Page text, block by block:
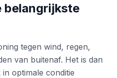
belangrijkste
tegen wind, regen,
van buitenaf. Het is dan
optimale conditie